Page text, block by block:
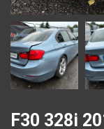
F30 328i